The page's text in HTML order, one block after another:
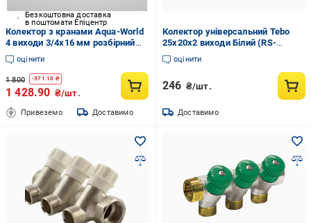
Безкоштовна доставка
в поштомати Епіцентр
Колектор з кранами Aqua-World
4 виходи 3/4x16 мм розбірний
фітинг Pexal Red (ТК208-4К)
оцінити
1 800 -371.10 ₴
1 428.90 ₴/шт.
Привеземо Доставимо
Колектор універсальний Tebo
25х20х2 виходи Білий (RS-
О30091251)
оцінити
246 ₴/шт.
Доставимо